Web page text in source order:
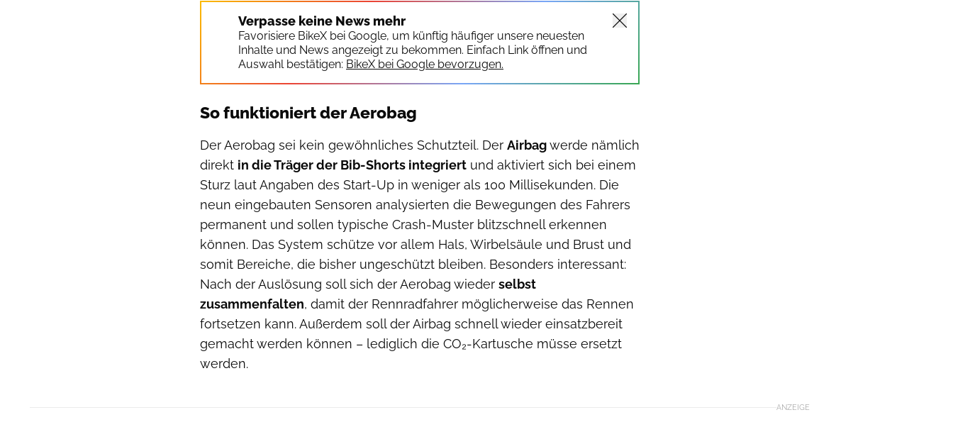
Verpasse keine News mehr
Favorisiere BikeX bei Google, um künftig häufiger unsere neuesten
Inhalte und News angezeigt zu bekommen. Einfach Link öffnen und
Auswahl bestätigen: BikeX bei Google bevorzugen.
So funktioniert der Aerobag
Der Aerobag sei kein gewöhnliches Schutzteil. Der Airbagwerde nämlich
direkt in die Träger der Bib-Shorts integriert und aktiviert sich bei einem
Sturz laut Angaben des Start-Up in weniger als 100 Millisekunden. Die
neun eingebauten Sensoren analysierten die Bewegungen des Fahrers
permanent und sollen typische Crash-Muster blitzschnell erkennen
können. Das System schütze vor allem Hals, Wirbelsäule und Brust und
somit Bereiche, die bisher ungeschützt bleiben. Besonders interessant:
Nach der Auslösung soll sich der Aerobag wieder selbst
zusammenfalten, damit der Rennradfahrer möglicherweise das Rennen
fortsetzen kann. Außerdem soll der Airbag schnell wieder einsatzbereit
gemacht werden können – lediglich die CO₂-Kartusche müsse ersetzt
werden.
ANZEIGE